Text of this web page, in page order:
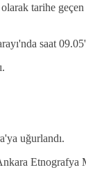
tarihe
saat
uğurlandı.